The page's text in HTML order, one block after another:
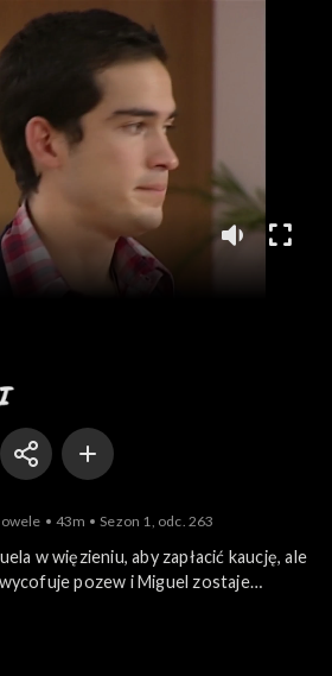
Zbuntowani
43m Sezon 1, odc. 263
w więzieniu, aby zapłacić kaucję, ale
pozew i Miguel zostaje
Roberty i Almy.